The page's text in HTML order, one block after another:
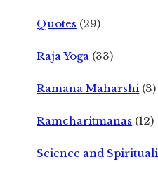
Quotes (29)
Raja Yoga (33)
Ramana Maharshi (3)
Ramcharitmanas (12)
Science and